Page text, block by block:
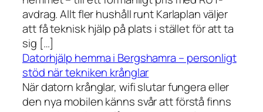
avdrag. Allt fler hushåll runt Karlaplan väljer
att få teknisk hjälp på plats i stället för att ta
sig […]
Datorhjälp hemma i Bergshamra – personligt
stöd när tekniken krånglar
När datorn krånglar, wifi slutar fungera eller
den nya mobilen känns svår att förstå finns